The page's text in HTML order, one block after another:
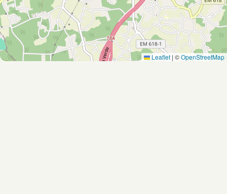
Leaflet | ©OpenStreetMap